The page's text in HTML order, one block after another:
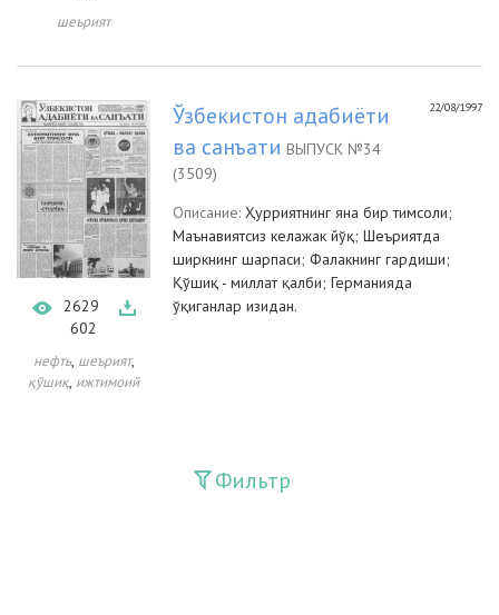
шеърият
2629
602
нефть, шеърият,
қўшиқ, ижтимоий
22/08/1997
Ўзбекистон адабиёти
ва санъати ВЫПУСК №34
(3509)
Описание: Ҳурриятнинг яна бир тимсоли;
Маънавиятсиз келажак йўқ; Шеъриятда
ширкнинг шарпаси; Фалакнинг гардиши;
Қўшиқ - миллат қалби; Германияда
ўқиганлар изидан.
Фильтр